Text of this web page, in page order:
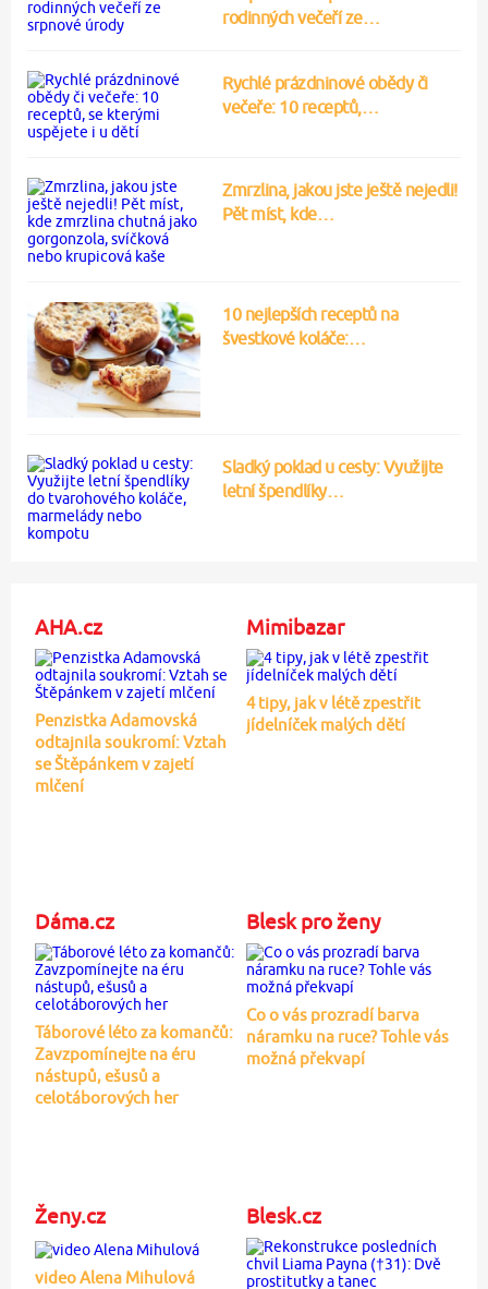
rodinných večeří ze…
Rychlé prázdninové obědy či
večeře: 10 receptů,…
Zmrzlina, jakou jste ještě nejedli!
Pět míst, kde…
10 nejlepších receptů na
švestkové koláče:…
Sladký poklad u cesty: Využijte
letní špendlíky…
AHA.cz
Penzistka Adamovská
odtajnila soukromí: Vztah
se Štěpánkem v zajetí
mlčení
Mimibazar
4 tipy, jak v létě zpestřit
jídelníček malých dětí
Dáma.cz
Táborové léto za komančů:
Zavzpomínejte na éru
nástupů, ešusů a
celotáborových her
Blesk pro ženy
Co o vás prozradí barva
náramku na ruce? Tohle vás
možná překvapí
Ženy.cz
video Alena Mihulová
Blesk.cz